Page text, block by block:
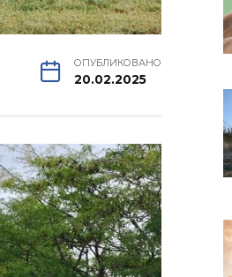
ОПУБЛИКОВАНО
20.02.2025